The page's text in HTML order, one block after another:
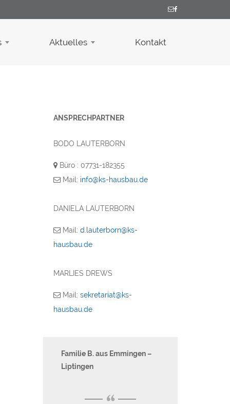
Aktuelles Kontakt
ANSPRECHPARTNER
BODO LAUTERBORN
Büro : 07731-182355
Mail: info@ks-hausbau.de
DANIELA LAUTERBORN
Mail: d.lauterborn@ks-
hausbau.de
MARLIES DREWS
Mail: sekretariat@ks-
hausbau.de
Familie B. aus Emmingen –
Liptingen